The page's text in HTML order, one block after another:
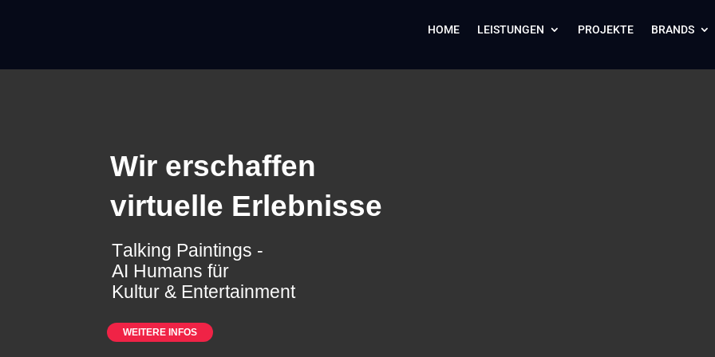
HOME LEISTUNGEN PROJEKTE BRANDS
WEITERE INFOS
Tal king Paintings -
AI Humans für
Ku tur & Entertainment
virtuelle Erlebnisse
Wir erschaffen